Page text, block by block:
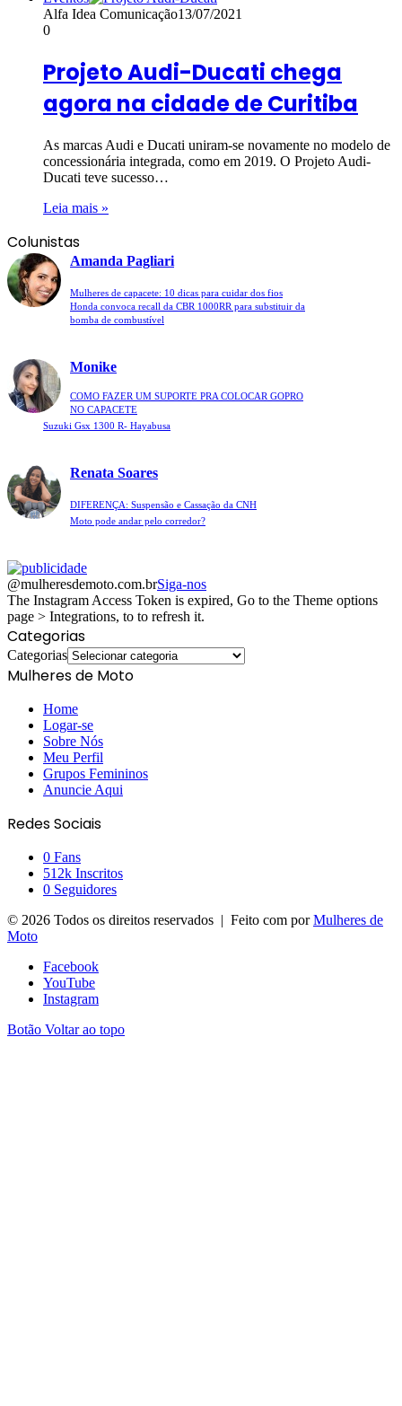
Alfa Idea Comunicação13/07/2021
0
Projeto Audi-Ducati chega
agora na cidade de Curitiba
As marcas Audi e Ducati uniram-se novamente no modelo de
concessionária integrada, como em 2019. O Projeto Audi-
Ducati teve sucesso…
Leia mais »
Colunistas
Amanda Pagliari
Mulheres de capacete: 10 dicas para cuidar dos fios
Honda convoca recall da CBR 1000RR para substituir da
bomba de combustível
Monike
COMO FAZER UM SUPORTE PRA COLOCAR GOPRO
NO CAPACETE
Suzuki Gsx 1300 R- Hayabusa
Renata Soares
DIFERENÇA: Suspensão e Cassação da CNH
Moto pode andar pelo corredor?
@mulheresdemoto.com.brSiga-nos
The Instagram Access Token is expired, Go to the Theme options
page > Integrations, to to refresh it.
Categorias
Categorias
Mulheres de Moto
Home
Logar-se
Sobre Nós
Meu Perfil
Grupos Femininos
Anuncie Aqui
Redes Sociais
0 Fans
512k Inscritos
0 Seguidores
© 2026 Todos os direitos reservados | Feito com porMulheres de
Moto
Facebook
YouTube
Instagram
Botão Voltar ao topo